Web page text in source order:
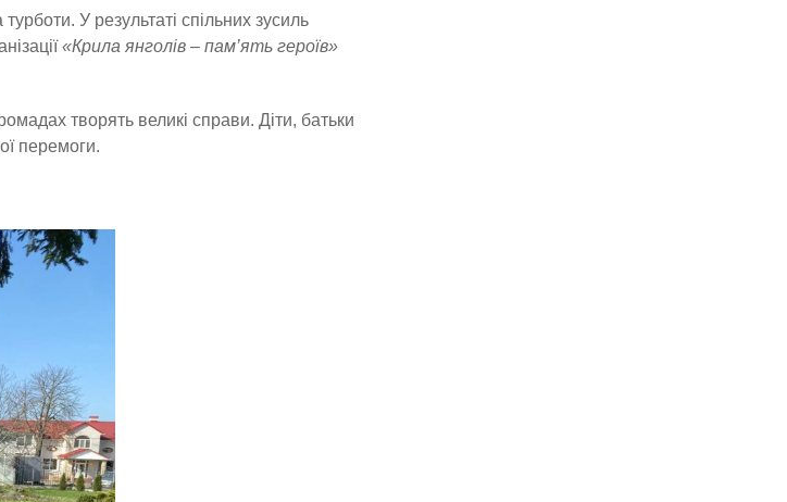
У результаті спільних зусиль
«Крила янголів – пам’ять героїв»
творять великі справи. Діти, батьки
перемоги.